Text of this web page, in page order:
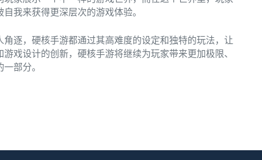
我来获得更深层次的游戏体验。
逐，硬核手游都通过其高难度的设定和独特的玩法，让
戏设计的创新，硬核手游将继续为玩家带来更加极限、
部分。